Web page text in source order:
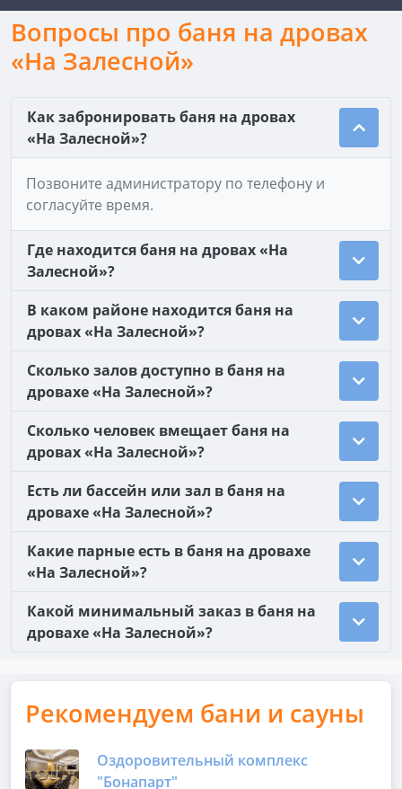
Вопросы про баня на дровах
«На Залесной»
Как забронировать баня на дровах
«На Залесной»?
Позвоните администратору по телефону и
согласуйте время.
Где находится баня на дровах «На
Залесной»?
В каком районе находится баня на
дровах «На Залесной»?
Сколько залов доступно в баня на
дровахе «На Залесной»?
Сколько человек вмещает баня на
дровах «На Залесной»?
Есть ли бассейн или зал в баня на
дровахе «На Залесной»?
Какие парные есть в баня на дровахе
«На Залесной»?
Какой минимальный заказ в баня на
дровахе «На Залесной»?
Рекомендуем бани и сауны
Оздоровительный комплекс
"Бонапарт"